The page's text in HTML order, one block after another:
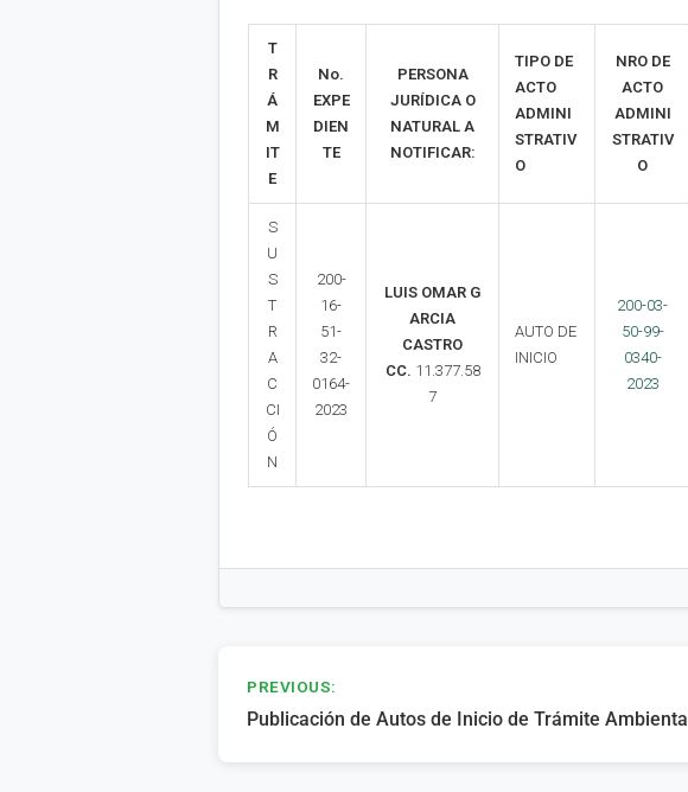
T
R
Á
M
IT
E
No.
EXPE
DIEN
TE
PERSONA
JURÍDICA O
NATURAL A
NOTIFICAR:
TIPO DE
ACTO
ADMINI
STRATIV
O
NRO DE
ACTO
ADMINI
STRATIV
O
S
U
S
T
R
A
C
CI
Ó
N
200-
16-
51-
32-
0164-
2023
LUIS OMAR G
ARCIA
CASTRO
CC. 11.377.58
7
AUTO DE
INICIO
200-03-
50-99-
0340-
2023
Navegación
de
PREVIOUS:
Publicación de Autos de Inicio de Trámite Ambiental